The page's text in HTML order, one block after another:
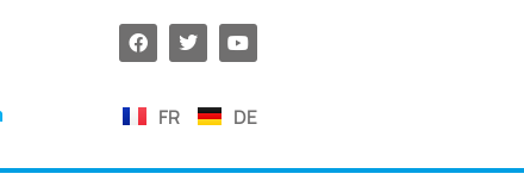
FR DE